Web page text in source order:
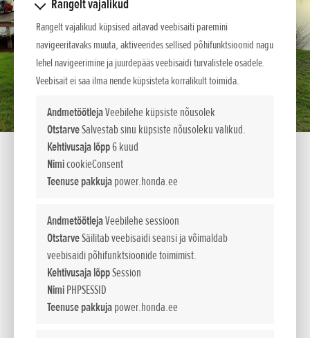
Rangelt vajalikud
Rangelt vajalikud küpsised aitavad veebisaiti paremini
navigeeritavaks muuta, aktiveerides sellised põhifunktsioonid nagu
lehel navigeerimine ja juurdepääs veebisaidi turvalistele osadele.
Veebisait ei saa ilma nende küpsisteta korralikult toimida.
AndmetöötlejaVeebilehe küpsiste nõusolek
OtstarveSalvestab sinu küpsiste nõusoleku valikud.
Kehtivusaja lõpp6 kuud
NimicookieConsent
Teenuse pakkujapower.honda.ee
AndmetöötlejaVeebilehe sessioon
OtstarveSäilitab veebisaidi seansi ja võimaldab
veebisaidi põhifunktsioonide toimimist.
Kehtivusaja lõppSession
NimiPHPSESSID
Teenuse pakkujapower.honda.ee
WH 15 X
VÄIKE- JA KÕRGSURVEPUMBAD
Väike kaal ja portatiivsus ning kõrge töörõhk on vasta valt
WX- ja WH-seeria pumpade põhitunnused. Vaatamata oma
väikestele mõõtmetele, on neil kõigil 8-meetrine imikõrgus,